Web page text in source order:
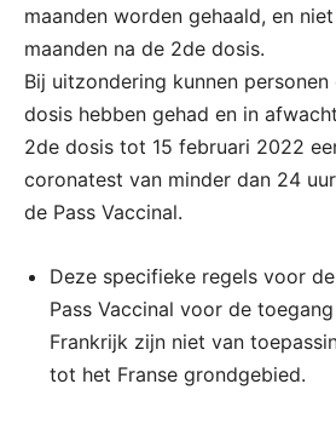
maanden worden gehaald, en
maanden na de 2de dosis.
Bij uitzondering kunnen personen
dosis hebben gehad en in
2de dosis tot 15 februari 2022
coronatest van minder dan 24
de Pass Vaccinal.
Deze specifieke regels voor
Pass Vaccinal voor de
Frankrijk zijn niet van
tot het Franse grondgebied.